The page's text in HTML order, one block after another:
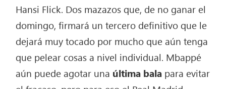
Hansi Flick. Dos mazazos que, de no ganar el
domingo, firmará un tercero definitivo que le
dejará muy tocado por mucho que aún tenga
que pelear cosas a nivel individual. Mbappé
aún puede agotar una última bala para evitar